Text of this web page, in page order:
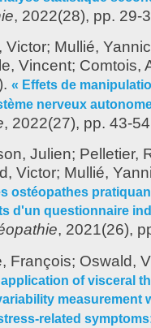
, 2022(28), pp. 29-
Victor; Mullié,
Vincent; Comtois,
« Effets de
nerveux
, 2022(27), pp. 43-
Julien; Pelletier,
Victor; Mullié,
ostéopathes
d'un questionnaire
, 2021(26),
François; Oswald,
of visceral
measurement
related